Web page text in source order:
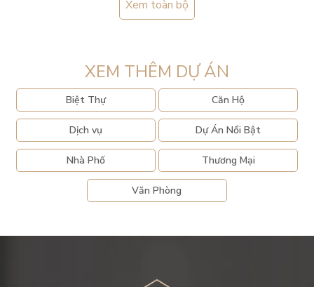
Xem toàn bộ
XEM THÊM DỰ ÁN
Biệt Thự Căn Hộ
Dịch vụ Dự Án Nổi Bật
Nhà Phố Thương Mại
Văn Phòng